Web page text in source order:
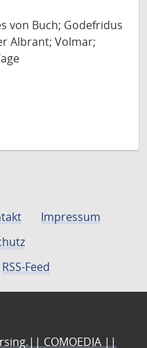
von Buch; Godefridus
Albrant; Volmar;
Impressum
RSS-Feed
COMOEDIA ||